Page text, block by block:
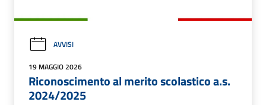
AVVISI
19 MAGGIO 2026
Riconoscimento al merito scolastico a.s.
2024/2025